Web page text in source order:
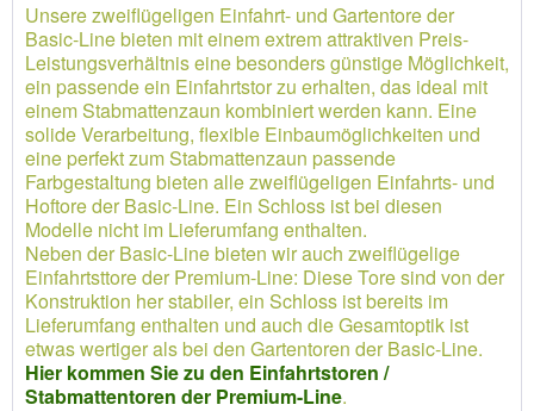
Unsere zweiflügeligen Einfahrt- und Gartentore der
Basic-Line bieten mit einem extrem attraktiven Preis-
Leistungsverhältnis eine besonders günstige Möglichkeit,
ein passende ein Einfahrtstor zu erhalten, das ideal mit
einem Stabmattenzaun kombiniert werden kann. Eine
solide Verarbeitung, flexible Einbaumöglichkeiten und
eine perfekt zum Stabmattenzaun passende
Farbgestaltung bieten alle zweiflügeligen Einfahrts- und
Hoftore der Basic-Line. Ein Schloss ist bei diesen
Modelle nicht im Lieferumfang enthalten.
Neben der Basic-Line bieten wir auch zweiflügelige
Einfahrtsttore der Premium-Line: Diese Tore sind von der
Konstruktion her stabiler, ein Schloss ist bereits im
Lieferumfang enthalten und auch die Gesamtoptik ist
etwas wertiger als bei den Gartentoren der Basic-Line.
Hier kommen Sie zu den Einfahrtstoren /
Stabmattentoren der Premium-Line.